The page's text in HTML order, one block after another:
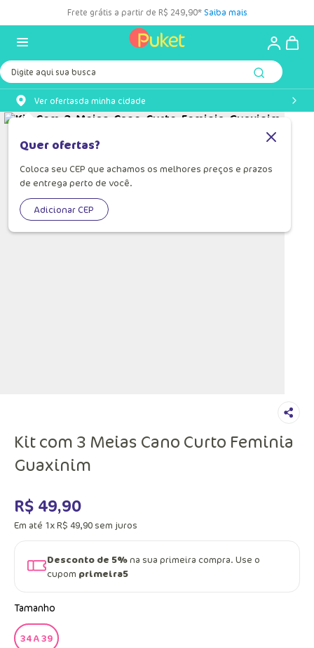
Frete grátis a partir de R$ 249,90* Saiba mais
Digite aqui sua busca
Ver ofertasda minha cidade
Quer ofertas?
Coloca seu CEP que achamos os melhores preços e prazos
de entrega perto de você.
Adicionar CEP
Kit com 3 Meias Cano Curto Feminia
Guaxinim
R$ 49,90
Em até 1xR$ 49,90 sem juros
Desconto de 5%na sua primeira compra. Use o
cupom primeira5
Tamanho
34 A 39